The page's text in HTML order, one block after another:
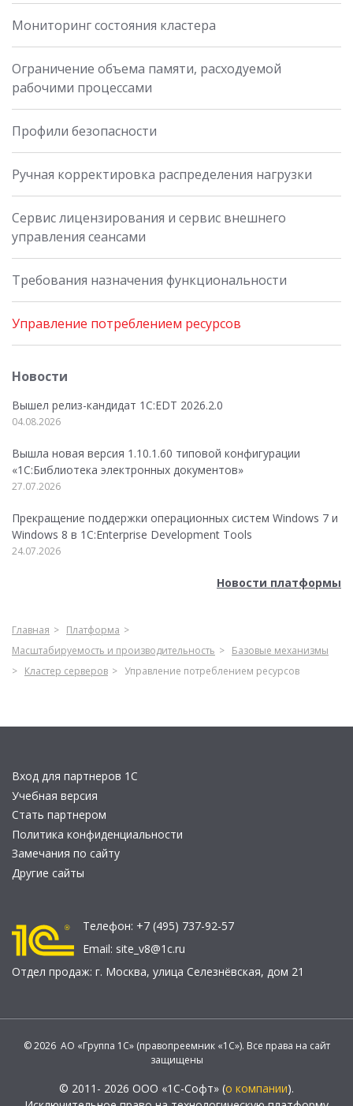
Мониторинг состояния кластера
Ограничение объема памяти, расходуемой
рабочими процессами
Профили безопасности
Ручная корректировка распределения нагрузки
Сервис лицензирования и сервис внешнего
управления сеансами
Требования назначения функциональности
Управление потреблением ресурсов
Новости
Вышел релиз-кандидат 1C:EDT 2026.2.0
04.08.2026
Вышла новая версия 1.10.1.60 типовой конфигурации
«1С:Библиотека электронных документов»
27.07.2026
Прекращение поддержки операционных систем Windows 7 и
Windows 8 в 1C:Enterprise Development Tools
24.07.2026
Новости платформы
Главная
Платформа
Масштабируемость и производительность
Базовые механизмы
Кластер серверов
Управление потреблением ресурсов
Вход для партнеров 1С
Учебная версия
Стать партнером
Политика конфиденциальности
Замечания по сайту
Другие сайты
Телефон: +7 (495) 737-92-57
Email: site_v8@1c.ru
Отдел продаж: г. Москва, улица Селезнёвская, дом 21
© 2026 АО «Группа 1С» (правопреемник «1С»). Все права на сайт
защищены
© 2011- 2026 ООО «1С-Софт» (о компании).